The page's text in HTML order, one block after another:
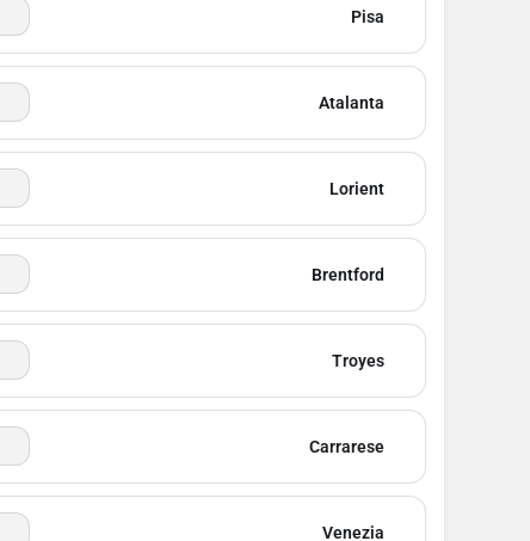
Pisa
Atalanta
Lorient
Brentford
Troyes
Carrarese
Venezia